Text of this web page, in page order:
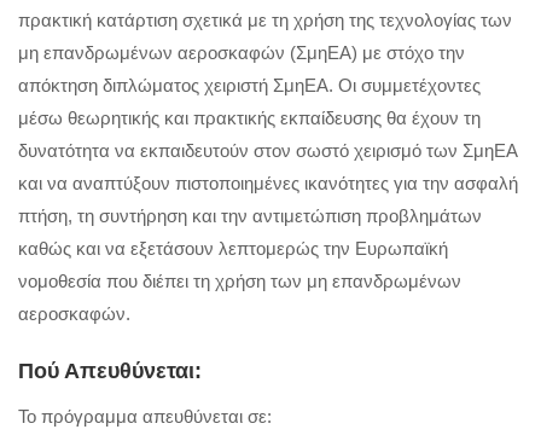
πρακτική κατάρτιση σχετικά με τη χρήση της τεχνολογίας των
μη επανδρωμένων αεροσκαφών (ΣμηΕΑ) με στόχο την
απόκτηση διπλώματος χειριστή ΣμηΕΑ. Οι συμμετέχοντες
μέσω θεωρητικής και πρακτικής εκπαίδευσης θα έχουν τη
δυνατότητα να εκπαιδευτούν στον σωστό χειρισμό των ΣμηΕΑ
και να αναπτύξουν πιστοποιημένες ικανότητες για την ασφαλή
πτήση, τη συντήρηση και την αντιμετώπιση προβλημάτων
καθώς και να εξετάσουν λεπτομερώς την Ευρωπαϊκή
νομοθεσία που διέπει τη χρήση των μη επανδρωμένων
αεροσκαφών.
Πού Απευθύνεται:
Το πρόγραμμα απευθύνεται σε: